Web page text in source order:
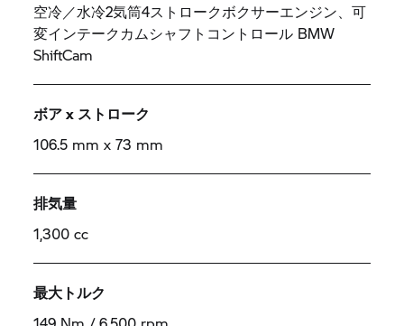
空冷／水冷2気筒4ストロークボクサーエンジン、可
変インテークカムシャフトコントロール BMW
ShiftCam
ボア x ストローク
106.5 mm x 73 mm
排気量
1,300 cc
最大トルク